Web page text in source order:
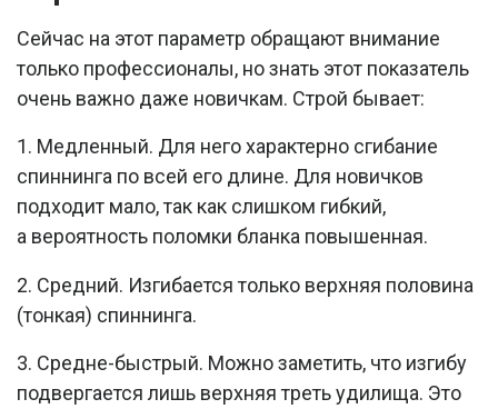
Сейчас на этот параметр обращают внимание
только профессионалы, но знать этот показатель
очень важно даже новичкам. Строй бывает:
1. Медленный. Для него характерно сгибание
спиннинга по всей его длине. Для новичков
подходит мало, так как слишком гибкий,
а вероятность поломки бланка повышенная.
2. Средний. Изгибается только верхняя половина
(тонкая) спиннинга.
3. Средне-быстрый. Можно заметить, что изгибу
подвергается лишь верхняя треть удилища. Это